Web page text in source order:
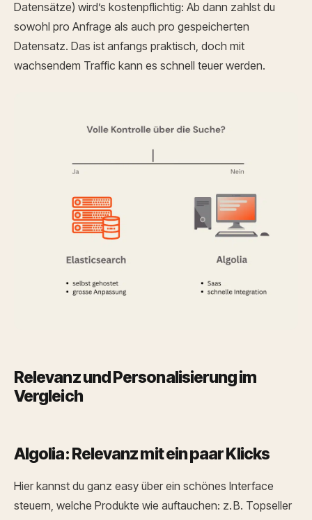
Datensätze) wird’s kostenpflichtig: Ab dann zahlst du
sowohl pro Anfrage als auch pro gespeicherten
Datensatz. Das ist anfangs praktisch, doch mit
wachsendem Traffic kann es schnell teuer werden.
Relevanz und Personalisierung im
Vergleich
Algolia: Relevanz mit ein paar Klicks
Hier kannst du ganz easy über ein schönes Interface
steuern, welche Produkte wie auftauchen: z. B. Topseller